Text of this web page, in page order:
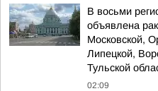
В восьми
объявлена
Московской,
Липецкой,
Тульской
02:09